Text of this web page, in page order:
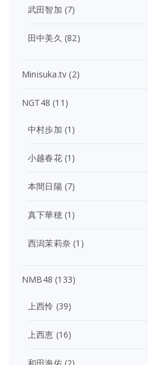
武田智加 (7)
田中美久 (82)
Minisuka.tv (2)
NGT48 (11)
中村歩加 (1)
小越春花(1)
本間日陽(7)
真下華穂(1)
西潟茉莉奈 (1)
NMB48 (133)
上西怜 (39)
上西恵 (16)